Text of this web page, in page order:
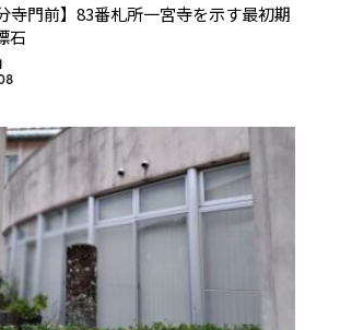
寺門前】83番札所一宮寺を示す最初期
石